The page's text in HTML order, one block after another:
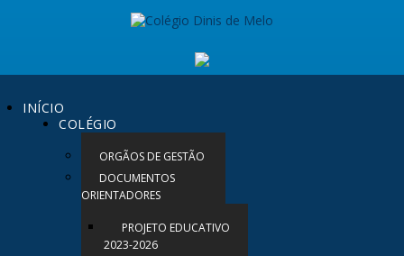
INÍCIO
COLÉGIO
ORGÃOS DE GESTÃO
DOCUMENTOS
ORIENTADORES
PROJETO EDUCATIVO
2023-2026